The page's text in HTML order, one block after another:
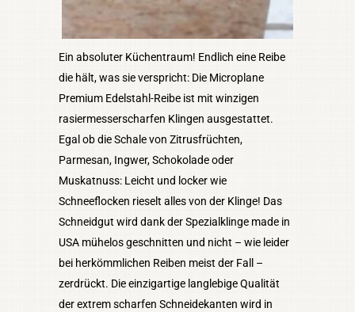
Ein absoluter Küchentraum! Endlich eine Reibe
die hält, was sie verspricht: Die Microplane
Premium Edelstahl-Reibe ist mit winzigen
rasiermesserscharfen Klingen ausgestattet.
Egal ob die Schale von Zitrusfrüchten,
Parmesan, Ingwer, Schokolade oder
Muskatnuss: Leicht und locker wie
Schneeflocken rieselt alles von der Klinge! Das
Schneidgut wird dank der Spezialklinge made in
USA mühelos geschnitten und nicht – wie leider
bei herkömmlichen Reiben meist der Fall –
zerdrückt. Die einzigartige langlebige Qualität
der extrem scharfen Schneidekanten wird in